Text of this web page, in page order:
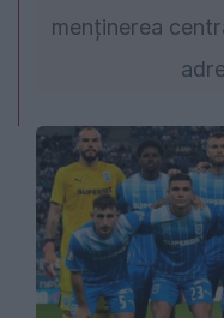
menținerea